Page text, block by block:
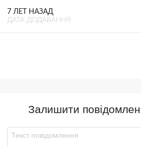
7 ЛЕТ НАЗАД
ДАТА ДОДАВАННЯ
Залишити